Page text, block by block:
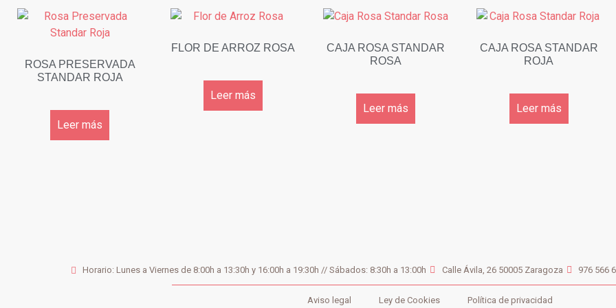
ROSA PRESERVADA
STANDAR ROJA
Leer más
FLOR DE ARROZ ROSA
Leer más
CAJA ROSA STANDAR
ROSA
Leer más
CAJA ROSA STANDAR
ROJA
Leer más
Horario: Lunes a Viernes de 8:00h a 13:30h y 16:00h a 19:30h // Sábados: 8:30h a 13:00h Calle Ávila, 26 50005 Zaragoza 976 566
Aviso legal Ley de Cookies Política de privacidad